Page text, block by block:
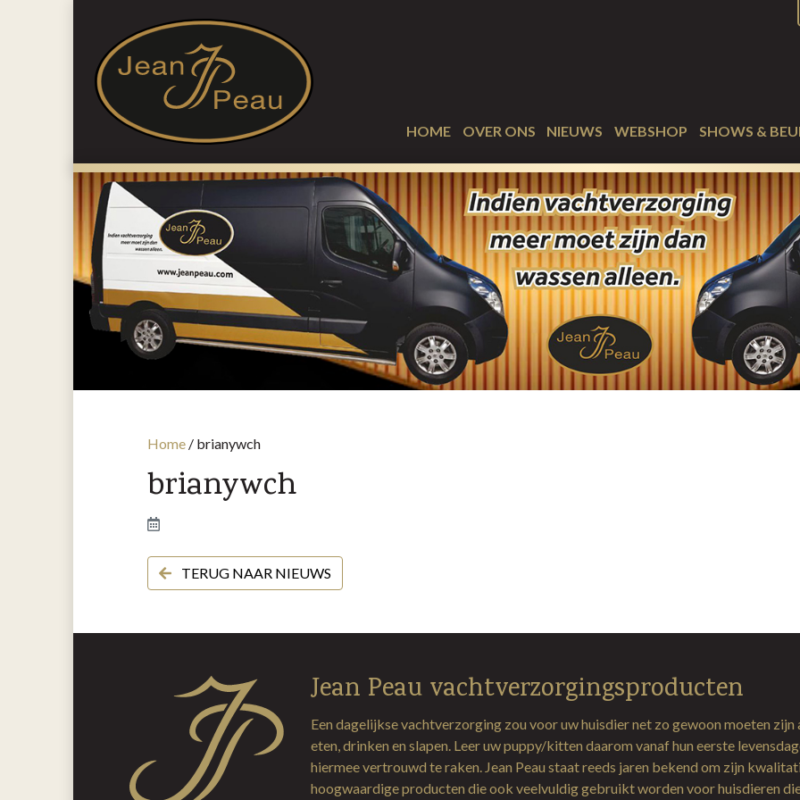
HOME OVER ONS NIEUWS WEBSHOP SHOWS &
Home / brianywch
brianywch
TERUG NAAR NIEUWS
Jean Peau vachtverzorgingsproducten
Een dagelijkse vachtverzorging zou voor uw huisdier net zo gewoon moeten zijn
eten, drinken en slapen. Leer uw puppy/kitten daarom vanaf hun eerste
hiermee vertrouwd te raken. Jean Peau staat reeds jaren bekend om zijn
hoogwaardige producten die ook veelvuldig gebruikt worden voor huisdieren